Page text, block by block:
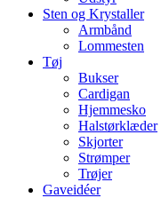
Sten og Krystaller
Armbånd
Lommesten
Tøj
Bukser
Cardigan
Hjemmesko
Halstørklæder
Skjorter
Strømper
Trøjer
Gaveidéer